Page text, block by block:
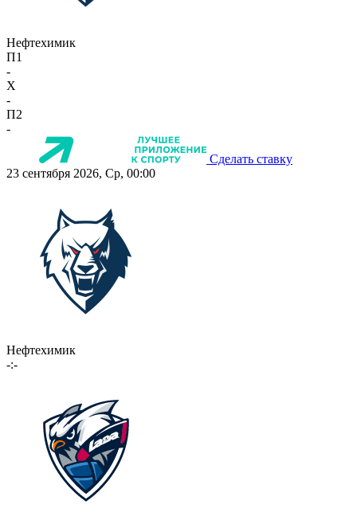
Нефтехимик
П1
-
X
-
П2
-
Сделать ставку
23 сентября 2026, Ср, 00:00
Нефтехимик
-:-